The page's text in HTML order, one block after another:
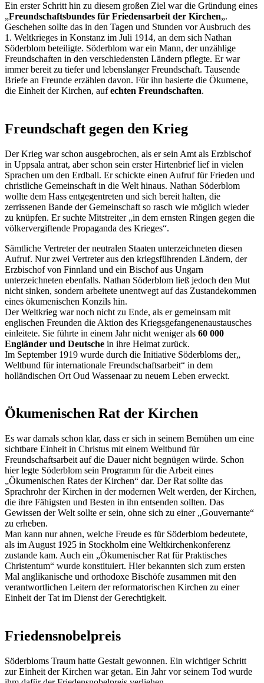
Ein erster Schritt hin zu diesem großen Ziel war die Gründung eines
„Freundschaftsbundes für Friedensarbeit der Kirchen„.
Geschehen sollte das in den Tagen und Stunden vor Ausbruch des
1. Weltkrieges in Konstanz im Juli 1914, an dem sich Nathan
Söderblom beteiligte. Söderblom war ein Mann, der unzählige
Freundschaften in den verschiedensten Ländern pflegte. Er war
immer bereit zu tiefer und lebenslanger Freundschaft. Tausende
Briefe an Freunde erzählen davon. Für ihn basierte die Ökumene,
die Einheit der Kirchen, aufechten Freundschaften.
Freundschaft gegen den Krieg
Der Krieg war schon ausgebrochen, als er sein Amt als Erzbischof
in Uppsala antrat, aber schon sein erster Hirtenbrief lief in vielen
Sprachen um den Erdball. Er schickte einen Aufruf für Frieden und
christliche Gemeinschaft in die Welt hinaus. Nathan Söderblom
wollte dem Hass entgegentreten und sich bereit halten, die
zerrissenen Bande der Gemeinschaft so rasch wie möglich wieder
zu knüpfen. Er suchte Mitstreiter „in dem ernsten Ringen gegen die
völkervergiftende Propaganda des Krieges“.
Sämtliche Vertreter der neutralen Staaten unterzeichneten diesen
Aufruf. Nur zwei Vertreter aus den kriegsführenden Ländern, der
Erzbischof von Finnland und ein Bischof aus Ungarn
unterzeichneten ebenfalls. Nathan Söderblom ließ jedoch den Mut
nicht sinken, sondern arbeitete unentwegt auf das Zustandekommen
eines ökumenischen Konzils hin.
Der Weltkrieg war noch nicht zu Ende, als er gemeinsam mit
englischen Freunden die Aktion des Kriegsgefangenenaustausches
einleitete. Sie führte in einem Jahr nicht weniger als 60 000
Engländer und Deutsche in ihre Heimat zurück.
Im September 1919 wurde durch die Initiative Söderbloms der„
Weltbund für internationale Freundschaftsarbeit“ in dem
holländischen Ort Oud Wassenaar zu neuem Leben erweckt.
Ökumenischen Rat der Kirchen
Es war damals schon klar, dass er sich in seinem Bemühen um eine
sichtbare Einheit in Christus mit einem Weltbund für
Freundschaftsarbeit auf die Dauer nicht begnügen würde. Schon
hier legte Söderblom sein Programm für die Arbeit eines
„Ökumenischen Rates der Kirchen“ dar. Der Rat sollte das
Sprachrohr der Kirchen in der modernen Welt werden, der Kirchen,
die ihre Fähigsten und Besten in ihn entsenden sollten. Das
Gewissen der Welt sollte er sein, ohne sich zu einer „Gouvernante“
zu erheben.
Man kann nur ahnen, welche Freude es für Söderblom bedeutete,
als im August 1925 in Stockholm eine Weltkirchenkonferenz
zustande kam. Auch ein „Ökumenischer Rat für Praktisches
Christentum“ wurde konstituiert. Hier bekannten sich zum ersten
Mal anglikanische und orthodoxe Bischöfe zusammen mit den
verantwortlichen Leitern der reformatorischen Kirchen zu einer
Einheit der Tat im Dienst der Gerechtigkeit.
Friedensnobelpreis
Söderbloms Traum hatte Gestalt gewonnen. Ein wichtiger Schritt
zur Einheit der Kirchen war getan. Ein Jahr vor seinem Tod wurde